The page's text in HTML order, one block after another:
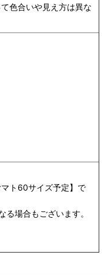
色合いや見え方は異な
ト60サイズ予定】で
場合もございます。